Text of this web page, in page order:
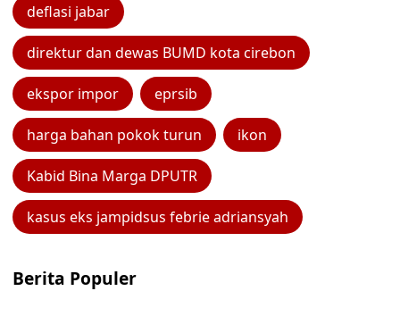
deflasi jabar
direktur dan dewas BUMD kota cirebon
ekspor impor eprsib
harga bahan pokok turun ikon
Kabid Bina Marga DPUTR
kasus eks jampidsus febrie adriansyah
Berita Populer